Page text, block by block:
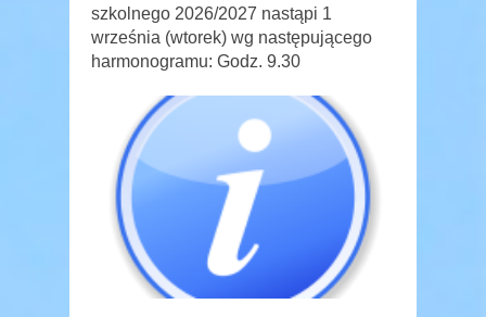
szkolnego 2026/2027 nastąpi 1
września (wtorek) wg następującego
harmonogramu: Godz. 9.30